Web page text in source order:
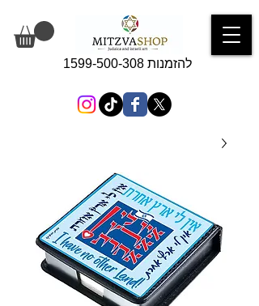
להזמנות 1599-500-308